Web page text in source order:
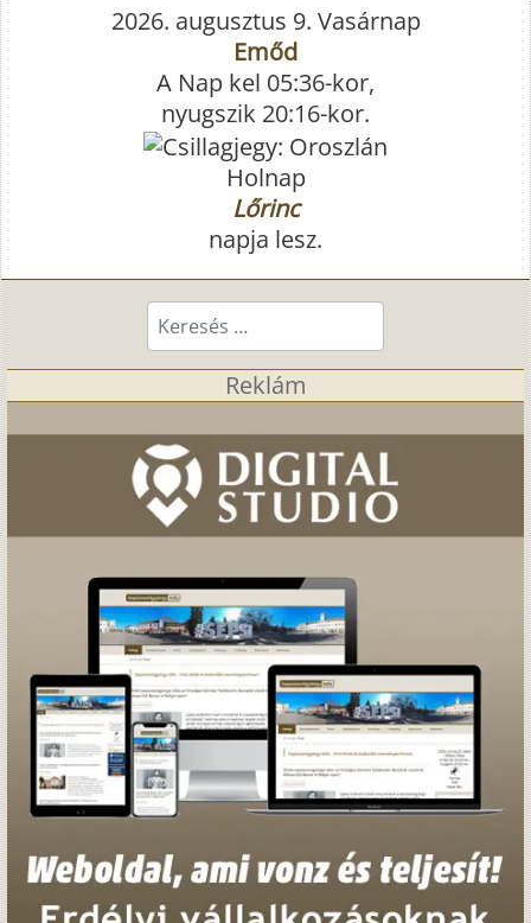
2026. augusztus 9. Vasárnap
Emőd
A Nap kel 05:36-kor,
nyugszik 20:16-kor.
Holnap
Lőrinc
napja lesz.
Keresés...
Reklám